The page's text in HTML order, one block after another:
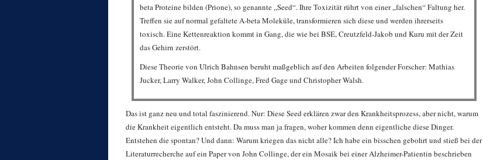
beta Proteine bilden (Prione), so genannte „Seed“. Ihre Toxizität rührt von einer „falschen“ Faltung her.
Treffen sie auf normal gefaltete A-beta Moleküle, transformieren sich diese und werden ihrerseits
toxisch. Eine Kettenreaktion kommt in Gang, die wie bei BSE, Creutzfeld-Jakob und Kuru mit der Zeit
das Gehirn zerstört.
Diese Theorie von Ulrich Bahnsen beruht maßgeblich auf den Arbeiten folgender Forscher: Mathias
Jucker, Larry Walker, John Collinge, Fred Gage und Christopher Walsh.
Das ist ganz neu und total faszinierend. Nur: Diese Seed erklären zwar den Krankheitsprozess, aber nicht, warum
die Krankheit eigentlich entsteht. Da muss man ja fragen, woher kommen denn eigentliche diese Dinger.
Entstehen die spontan? Und dann: Warum kriegen das nicht alle? Ich habe ein bisschen gebohrt und stieß bei der
Literaturrecherche auf ein Paper von John Collinge, der ein Mosaik bei einer Alzheimer-Patientin beschrieben